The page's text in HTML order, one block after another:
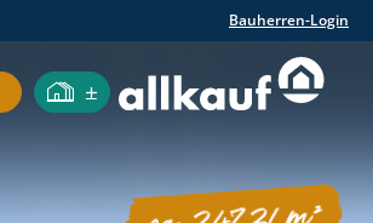
Bauherren-Login